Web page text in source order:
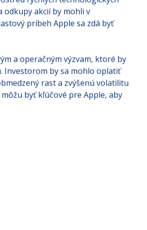
by mohlo byť čoraz ťažšie
Historické spoliehanie sa na silné
rýchlych technologických
akcií by mohli v
príbeh Apple sa zdá byť
a operačným výzvam, ktoré by
by sa mohlo oplatiť
rast a zvýšenú volatilitu
byť kľúčové pre Apple, aby